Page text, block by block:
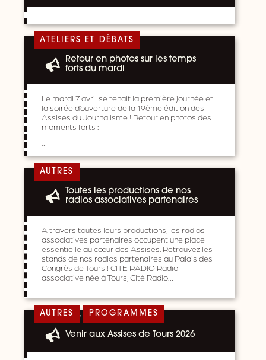
ATELIERS ET DÉBATS
Retour en photos sur les temps
forts du mardi
Le mardi 7 avril se tenait la première journée et
la soirée d’ouverture de la 19ème édition des
Assises du Journalisme ! Retour en photos des
moments forts :
AUTRES
Toutes les productions de nos
radios associatives partenaires
A travers toutes leurs productions, les radios
associatives partenaires occupent une place
essentielle au cœur des Assises. Retrouvez les
stands de nos radios partenaires au Palais des
Congrès de Tours ! CITE RADIO Radio
associative née à Tours, Cité Radio…
AUTRES , PROGRAMMES
Venir aux Assises de Tours 2026